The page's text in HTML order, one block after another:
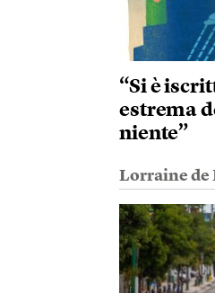
“Si è
estrema
niente”
Lorraine de